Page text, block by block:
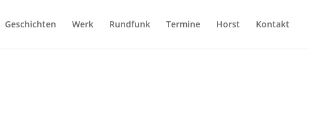
Geschichten Werk Rundfunk Termine Horst Kontakt